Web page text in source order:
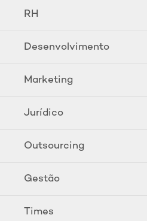
RH
Desenvolvimento
Marketing
Jurídico
Outsourcing
Gestão
Times